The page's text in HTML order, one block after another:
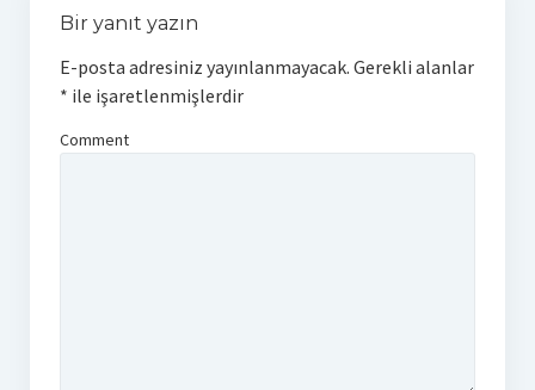
Bir yanıt yazın
E-posta adresiniz yayınlanmayacak. Gerekli alanlar
* ile işaretlenmişlerdir
Comment